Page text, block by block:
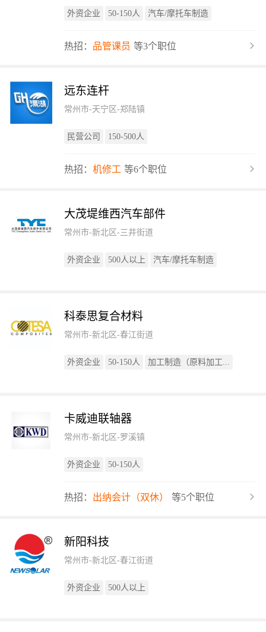
外资企业 50-150人 汽车/摩托车制造
热招： 品管课员 等3个职位
远东连杆
常州市-天宁区-郑陆镇
民营公司 150-500人
热招： 机修工 等6个职位
大茂堤维西汽车部件
常州市-新北区-三井街道
外资企业 500人以上 汽车/摩托车制造
科泰思复合材料
常州市-新北区-春江街道
外资企业 50-150人 加工制造（原料加工...
卡威迪联轴器
常州市-新北区-罗溪镇
外资企业 50-150人
热招： 出纳会计（双休） 等5个职位
新阳科技
常州市-新北区-春江街道
外资企业 500人以上